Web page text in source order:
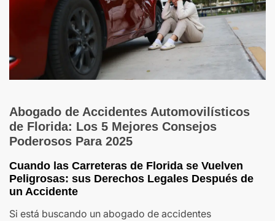
Abogado de Accidentes Automovilísticos
de Florida: Los 5 Mejores Consejos
Poderosos Para 2025
Cuando las Carreteras de Florida se Vuelven
Peligrosas: sus Derechos Legales Después de
un Accidente
Si está buscando un abogado de accidentes